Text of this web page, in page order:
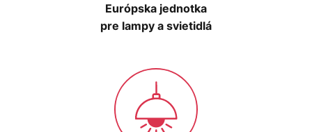
Európska jednotka
pre lampy a svietidlá